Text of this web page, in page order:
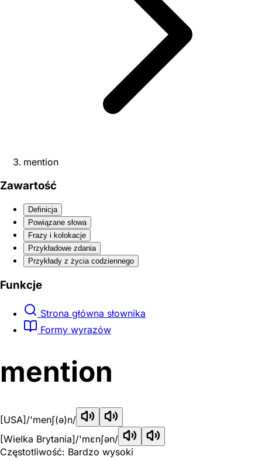
mention
Zawartość
Definicja
Powiązane słowa
Frazy i kolokacje
Przykładowe zdania
Przykłady z życia codziennego
Funkcje
Strona główna słownika
Formy wyrazów
mention
[USA] /'menʃ(ə)n/
[Wielka Brytania]/'mɛnʃən/
Częstotliwość: Bardzo wysoki